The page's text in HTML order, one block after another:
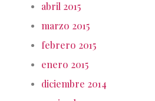
abril 2015
marzo 2015
febrero 2015
enero 2015
diciembre 2014